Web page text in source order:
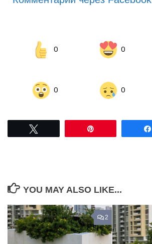
0 0
0 0
YOU MAY ALSO LIKE...
2